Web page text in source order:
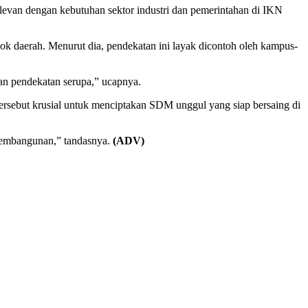
dengan kebutuhan sektor industri dan pemerintahan di IKN
daerah. Menurut dia, pendekatan ini layak dicontoh oleh kampus-
pendekatan serupa,” ucapnya.
krusial untuk menciptakan SDM unggul yang siap bersaing di
tandasnya. (ADV)